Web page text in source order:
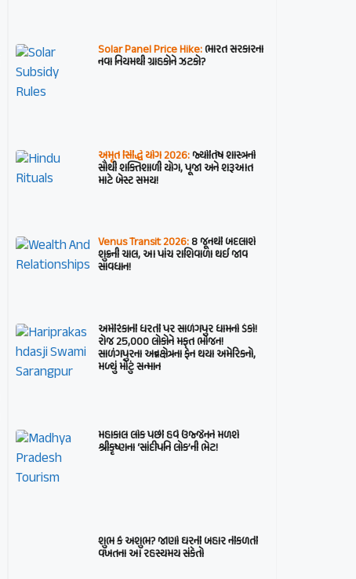
Solar Panel Price Hike:ભારત સરકારના
નવા નિયમથી ગ્રાહકોને ઝટકો?
અમૃત સિદ્ધિ યોગ 2026:જ્યોતિષ શાસ્ત્રનો
સૌથી શક્તિશાળી યોગ, પૂજા અને શરૂઆત
માટે બેસ્ટ સમય!
Venus Transit 2026:8 જૂનથી બદલાશે
શુક્રની ચાલ, આ પાંચ રાશિવાળા થઈ જાવ
સાવધાન!
અમેરિકાની ધરતી પર સાળંગપુર ધામનો ડંકો!
રોજ 25,000 લોકોને મફત ભોજન!
સાળંગપુરના અન્નક્ષેત્રના ફેન થયા અમેરિકનો,
મળ્યું મોટું સન્માન
મહાકાલ લોક પછી હવે ઉજ્જૈનને મળશે
શ્રીકૃષ્ણના ‘સાંદીપનિ લોક’ની ભેટ!
શુભ કે અશુભ? જાણો ઘરની બહાર નીકળતી
વખતના આ રહસ્યમય સંકેતો